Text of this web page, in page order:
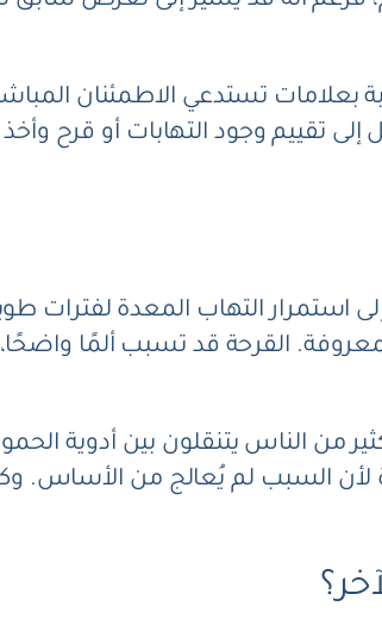
بعلامات تستدعي الاطمئنان
تقييم وجود التهابات أو قرح وأخذ
التهاب المعدة لفترات
القرحة قد تسبب ألمًا
من الناس يتنقلون بين أدوية
السبب لم يُعالج من الأساس.